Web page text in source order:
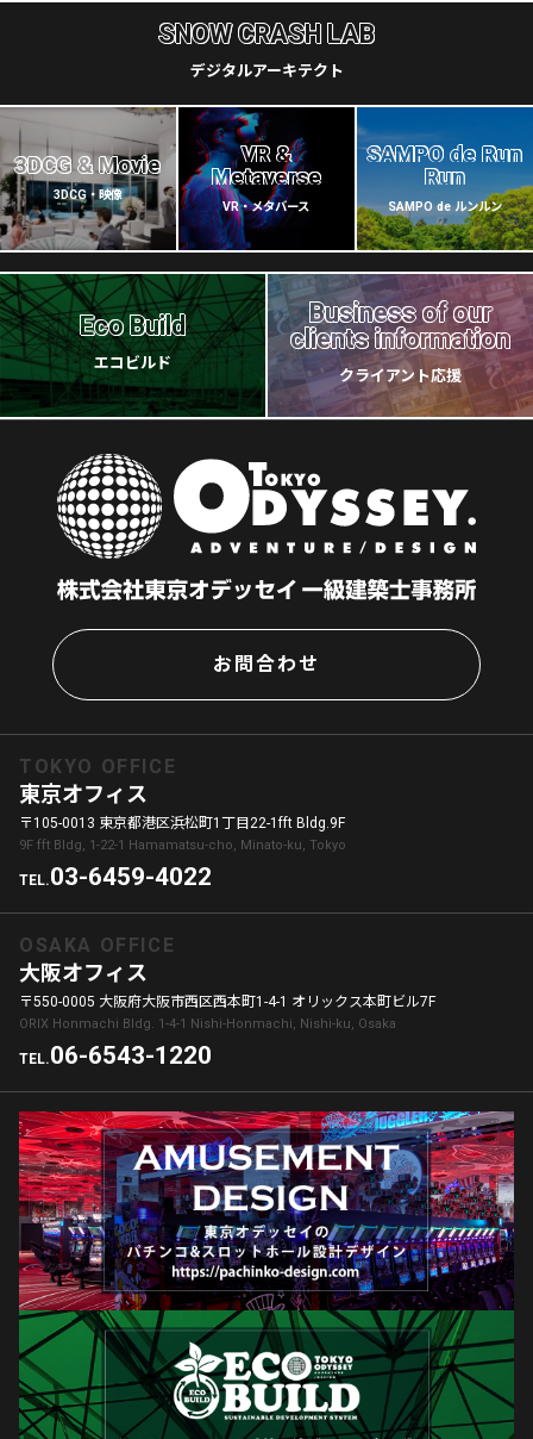
SNOW CRASH LAB
デジタルアーキテクト
3DCG & Movie
3DCG・映像
VR &
Metaverse
VR・メタバース
SAMPO de Run
Run
SAMPO de ルンルン
Eco Build
エコビルド
Business of our
clients information
クライアント応援
お問合わせ
TOKYO OFFICE
東京オフィス
〒105-0013 東京都港区浜松町1丁目22-1fft Bldg.9F
9F fft Bldg, 1-22-1 Hamamatsu-cho, Minato-ku, Tokyo
TEL.03-6459-4022
OSAKA OFFICE
大阪オフィス
〒550-0005 大阪府大阪市西区西本町1-4-1 オリックス本町ビル7F
ORIX Honmachi Bldg. 1-4-1 Nishi-Honmachi, Nishi-ku, Osaka
TEL.06-6543-1220